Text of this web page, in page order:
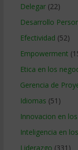
Delegar(22)
Desarrollo
Efectividad (52)
Empowerment
Etica en los
Gerencia de
Idiomas (51)
Innovacion en
Inteligencia en
Liderazgo (331)